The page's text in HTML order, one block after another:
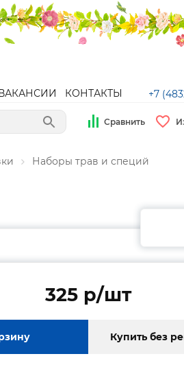
КОНТАКТЫ +7
Сравнить
Наборы трав и специй
325 p/шт
Купить без